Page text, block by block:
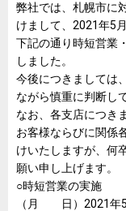
弊社では、札幌市に
けまして、2021年5
下記の通り時短営業
しました。
今後につきましては
ながら慎重に判断し
なお、各支店につき
お客様ならびに関係
けいたしますが、何
願い申し上げます。
○時短営業の実施
（月 日）2021年5